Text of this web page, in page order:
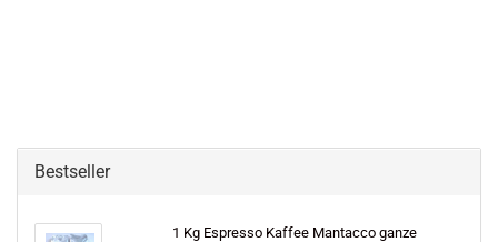
Bestseller
1 Kg Espresso Kaffee Mantacco ganze